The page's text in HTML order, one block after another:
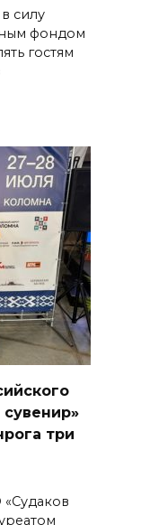
силу
фондом
гостям
три